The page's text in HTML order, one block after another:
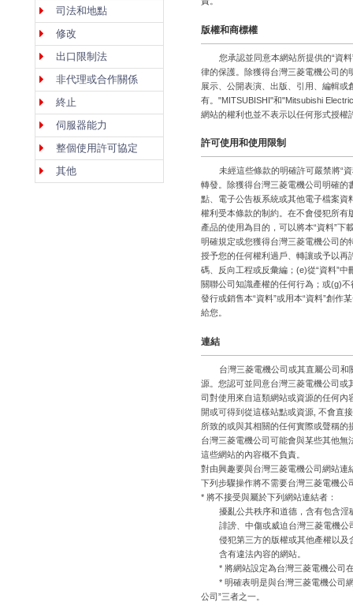
司法和地點
修改
出口限制法
非代理或合作關係
終止
伺服器能力
整個使用許可協定
其他
版權和商標權
您承認並同意本網站所提供的“資
律的保護。除獲得台灣三菱電機公司
展示、公開表演、出版、引用、編輯或
有。"MITSUBISHI"和"Mitsubishi
網站的權利也並不表示以任何形式授權
許可使用和使用限制
未經這些條款的明確許可嚴禁將“
轉發。除獲得台灣三菱電機公司明確的
點、電子公告板系統或其他電子檔案資
權利受本條款的制約。在不會侵犯所
產品的使用為目的，可以將本“資料”
明確規定或您獲得台灣三菱電機公司的
授予您的任何權利過戶、轉讓或予以再
碼、反向工程或反彙編；(e)從“資料”
關聯公司知識產權的任何行為；或(g)
發行或銷售本“資料”或用本“資料”創作
給您。
連結
台灣三菱電機公司或其直屬公司
源。您認可並同意台灣三菱電機公司
司對使用來自這類網站或資源的任何
開或可得到從這樣站點或資源, 不會直
所致的或與其相關的任何實際或聲稱的
台灣三菱電機公司可能會與某些其他
這些網站的內容概不負責。
對由興趣要與台灣三菱電機公司網站
下列步驟操作將不需要台灣三菱電機公
* 將不接受與屬於下列網站連結者：
擾亂公共秩序和道德，含有包含
誹謗、中傷或威迫台灣三菱電機
侵犯第三方的版權或其他產權以
含有違法內容的網站。
* 將網站設定為台灣三菱電機公司
* 明確表明是與台灣三菱電機公司
公司”三者之一。